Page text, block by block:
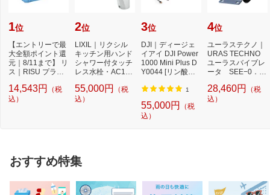
1位
【エントリーで最
大全額ポイント還
元｜8/11まで】 リ
ス｜RISU プラス
本...
14,543円
（税
込）
2位
LIXIL｜リクシル
キッチン用ハンド
シャワー付タッチ
レス水栓・AC100
ン...
55,000円
（税
込）
3位
DJI｜ディージェ
イアイ DJI Power
1000 Mini Plus D
Y0044 [リン酸鉄
電...
1
55,000円
（税
込）
4位
ユーラステクノ｜
URAS TECHNO
ユーラスバイブレ
ータ SEE−0．1
1-2 1...
28,460円
（税
込）
おすすめ特集